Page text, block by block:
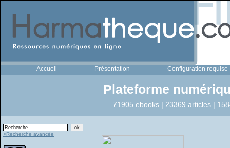
Accueil Présentation Configuration requise
Plateforme
71905 ebooks | 23369 articles |
>Recherche avancée